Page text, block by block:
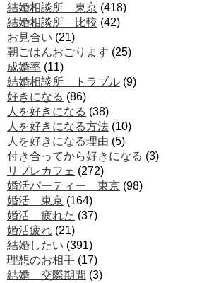
結婚相談所 東京 (418)
結婚相談所 比較 (42)
お見合い (21)
朝ごはんおごります (25)
成婚率 (11)
結婚相談所 トラブル (9)
好きになる (86)
人を好きになる (38)
人を好きになる方法 (10)
人を好きになる理由 (5)
付き合ってから好きになる (3)
リプレカフェ (272)
婚活パーティー 東京 (98)
婚活 東京 (164)
婚活 疲れた (37)
婚活疲れ (21)
結婚したい (391)
理想のお相手 (17)
結婚 交際期間 (3)